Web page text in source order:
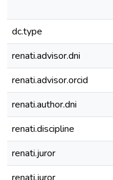
dc.type
renati.advisor.dni
renati.advisor.orcid
renati.author.dni
renati.discipline
renati.juror